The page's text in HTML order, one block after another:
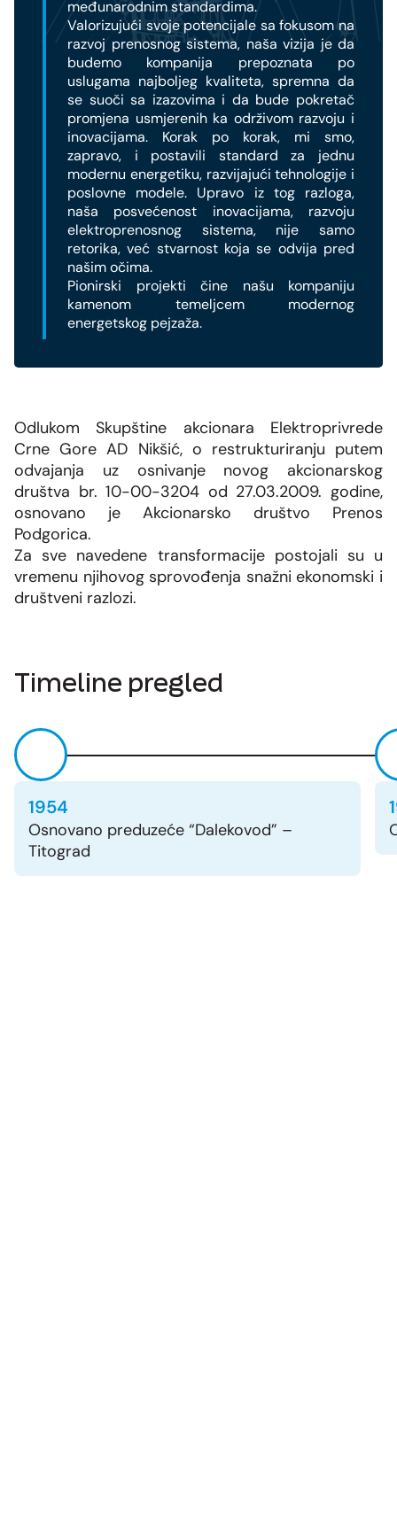
međunarodnim standardima.
Valorizujući svoje potencijale sa fokusom na
razvoj prenosnog sistema, naša vizija je da
budemo kompanija prepoznata po
uslugama najboljeg kvaliteta, spremna da
se suoči sa izazovima i da bude pokretač
promjena usmjerenih ka održivom razvoju i
inovacijama. Korak po korak, mi smo,
zapravo, i postavili standard za jednu
modernu energetiku, razvijajući tehnologije i
poslovne modele. Upravo iz tog razloga,
naša posvećenost inovacijama, razvoju
elektroprenosnog sistema, nije samo
retorika, već stvarnost koja se odvija pred
našim očima.
Pionirski projekti čine našu kompaniju
kamenom temeljcem modernog
energetskog pejzaža.
Odlukom Skupštine akcionara Elektroprivrede
Crne Gore AD Nikšić, o restrukturiranju putem
odvajanja uz osnivanje novog akcionarskog
društva br. 10-00-3204 od 27.03.2009. godine,
osnovano je Akcionarsko društvo Prenos
Podgorica.
Za sve navedene transformacije postojali su u
vremenu njihovog sprovođenja snažni ekonomski i
društveni razlozi.
Timeline pregled
1954
Osnovano preduzeće “Dalekovod” –
Titograd